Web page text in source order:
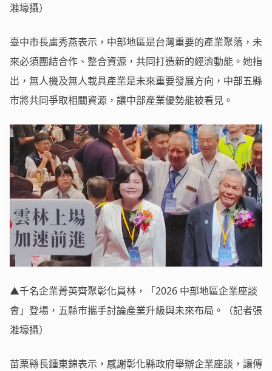
溎壕攝）
臺中市長盧秀燕表示，中部地區是台灣重要的產業聚落，未
來必須團結合作、整合資源，共同打造新的經濟動能。她指
出，無人機及無人載具產業是未來重要發展方向，中部五縣
市將共同爭取相關資源，讓中部產業優勢能被看見。
▲千名企業菁英齊聚彰化員林，「2026 中部地區企業座談
會」登場，五縣市攜手討論產業升級與未來布局。（記者張
溎壕攝）
苗栗縣長鍾東錦表示，感謝彰化縣政府舉辦企業座談，讓傳